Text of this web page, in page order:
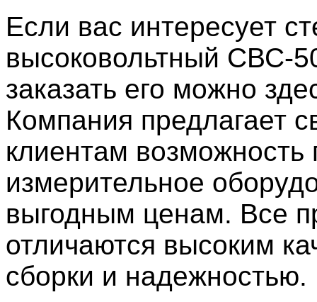
Если вас интересует
высоковольтный СВС-
заказать его можно
Компания предлагает
клиентам возможность
измерительное
выгодным ценам. Все
отличаются высоким
сборки и надежностью.